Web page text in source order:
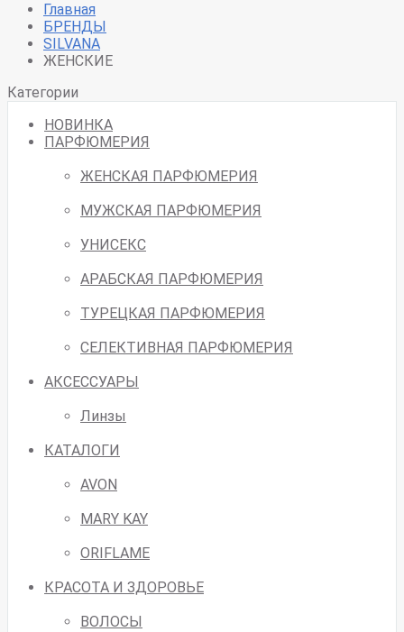
Главная
БРЕНДЫ
SILVANA
ЖЕНСКИЕ
Категории
НОВИНКА
ПАРФЮМЕРИЯ
ЖЕНСКАЯ ПАРФЮМЕРИЯ
МУЖСКАЯ ПАРФЮМЕРИЯ
УНИСЕКС
АРАБСКАЯ ПАРФЮМЕРИЯ
ТУРЕЦКАЯ ПАРФЮМЕРИЯ
СЕЛЕКТИВНАЯ ПАРФЮМЕРИЯ
АКСЕССУАРЫ
Линзы
КАТАЛОГИ
AVON
MARY KAY
ORIFLAME
КРАСОТА И ЗДОРОВЬЕ
ВОЛОСЫ